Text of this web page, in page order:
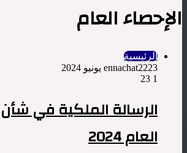
الإحصاء العام
الرئيسية
ennachat2223 يونيو 2024
1
الرسالة الملكية في شأن
العام 2024